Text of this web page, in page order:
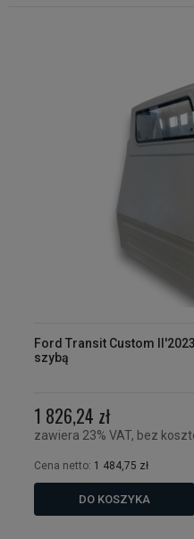
Ford Transit Custom
szybą
1 826,24 zł
zawiera 23% VAT, bez
Cena netto: 1 484,75 zł
DO KOSZYKA